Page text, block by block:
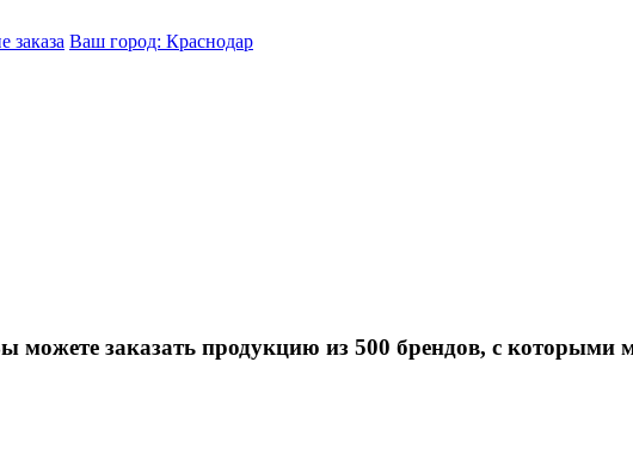
заказа Ваш город: Краснодар
можете заказать продукцию из 500 брендов, с